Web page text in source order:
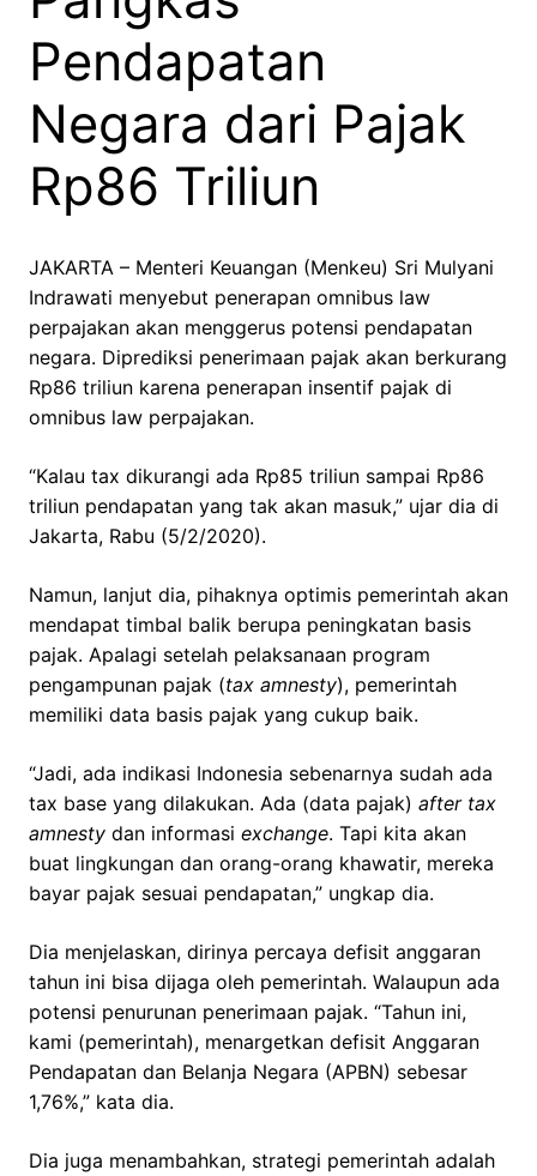
Pendapatan
Negara dari Pajak
Rp86 Triliun
JAKARTA – Menteri Keuangan (Menkeu) Sri Mulyani
Indrawati menyebut penerapan omnibus law
perpajakan akan menggerus potensi pendapatan
negara. Diprediksi penerimaan pajak akan berkurang
Rp86 triliun karena penerapan insentif pajak di
omnibus law perpajakan.
“Kalau tax dikurangi ada Rp85 triliun sampai Rp86
triliun pendapatan yang tak akan masuk,” ujar dia di
Jakarta, Rabu (5/2/2020).
Namun, lanjut dia, pihaknya optimis pemerintah akan
mendapat timbal balik berupa peningkatan basis
pajak. Apalagi setelah pelaksanaan program
pengampunan pajak (tax amnesty), pemerintah
memiliki data basis pajak yang cukup baik.
“Jadi, ada indikasi Indonesia sebenarnya sudah ada
tax base yang dilakukan. Ada (data pajak) after tax
amnesty dan informasi exchange. Tapi kita akan
buat lingkungan dan orang-orang khawatir, mereka
bayar pajak sesuai pendapatan,” ungkap dia.
Dia menjelaskan, dirinya percaya defisit anggaran
tahun ini bisa dijaga oleh pemerintah. Walaupun ada
potensi penurunan penerimaan pajak. “Tahun ini,
kami (pemerintah), menargetkan defisit Anggaran
Pendapatan dan Belanja Negara (APBN) sebesar
1,76%,” kata dia.
Dia juga menambahkan, strategi pemerintah adalah